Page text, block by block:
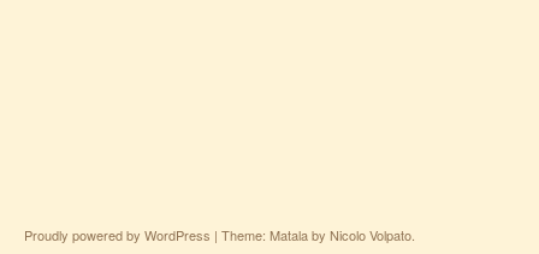
Proudly powered by WordPress | Theme: Matala by Nicolo Volpato